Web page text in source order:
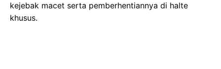
kejebak macet serta pemberhentiannya di halte
khusus.